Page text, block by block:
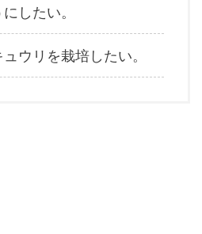
したい。
ウリを栽培したい。